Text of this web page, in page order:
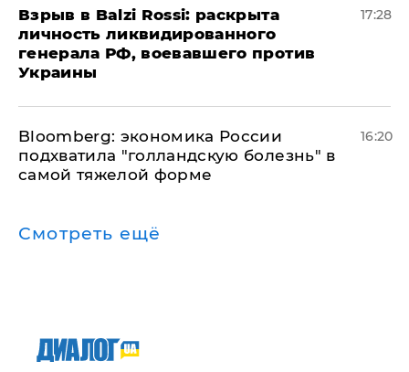
​Взрыв в Balzi Rossi: раскрыта
личность ликвидированного
генерала РФ, воевавшего против
Украины
17:28
Bloomberg: экономика России
подхватила "голландскую болезнь" в
самой тяжелой форме
16:20
Смотреть ещё